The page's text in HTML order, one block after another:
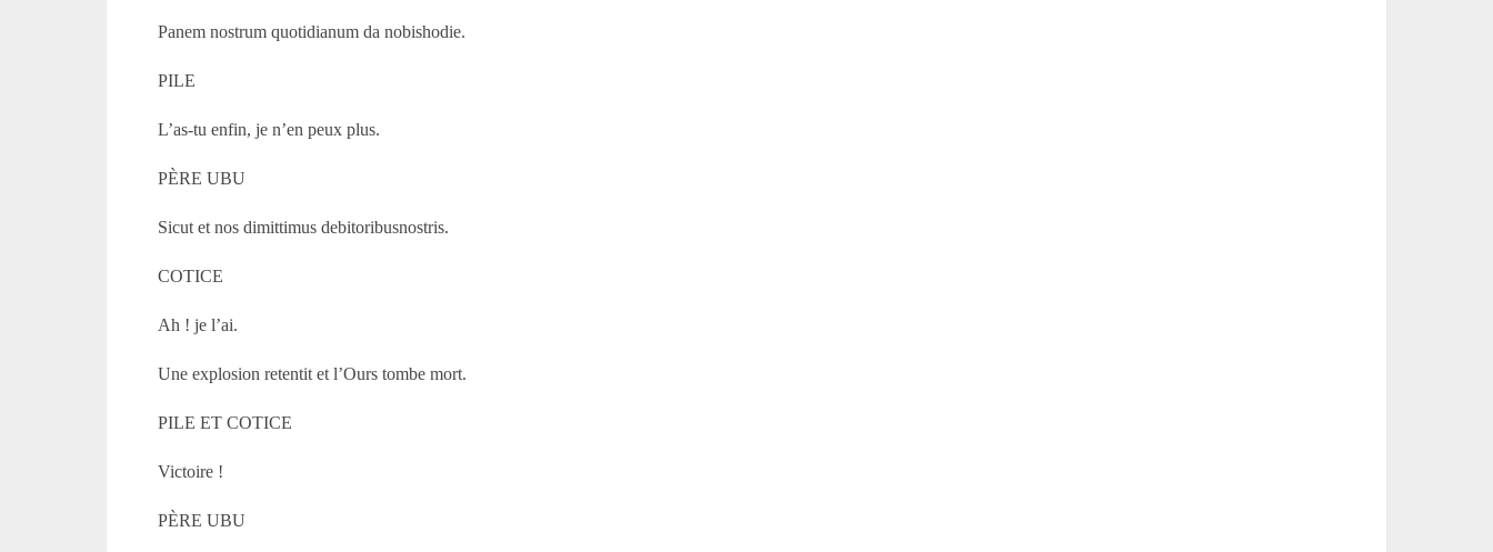
Panem nostrum quotidianum da nobishodie.
PILE
L’as-tu enfin, je n’en peux plus.
PÈRE UBU
Sicut et nos dimittimus debitoribusnostris.
COTICE
Ah ! je l’ai.
Une explosion retentit et l’Ours tombe mort.
PILE ET COTICE
Victoire !
PÈRE UBU